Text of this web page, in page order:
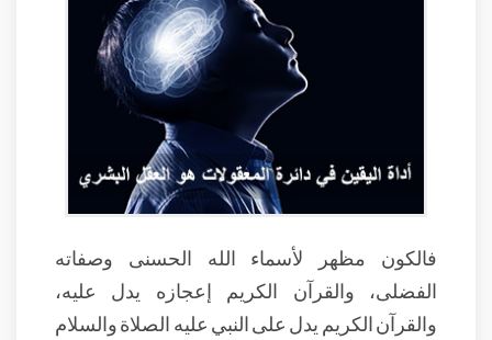
فالكون مظهر لأسماء الله الحسنى وصفاته
الفضلى، والقرآن الكريم إعجازه يدل عليه،
والقرآن الكريم يدل على النبي عليه الصلاة والسلام